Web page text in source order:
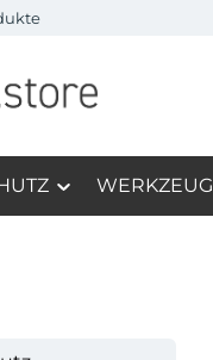
springen
WERKZEUG